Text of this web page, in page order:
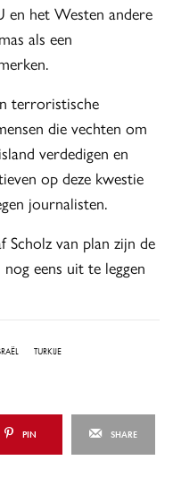
en het Westen andere
als een
terroristische
die vechten om
verdedigen en
op deze kwestie
journalisten.
Scholz van plan zijn de
eens uit te leggen
TURKIJE
PIN SHARE